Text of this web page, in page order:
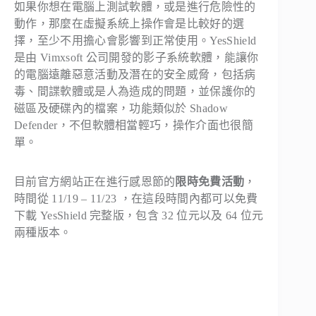
如果你想在電腦上測試軟體，或是進行危險性的
動作，那麼在虛擬系統上操作會是比較好的選
擇，至少不用擔心會影響到正常使用。YesShield
是由 Vimxsoft 公司開發的影子系統軟體，能讓你
的電腦遠離惡意活動及潛在的安全威脅，包括病
毒、間諜軟體或是人為造成的問題，並保護你的
磁區及硬碟內的檔案，功能類似於 Shadow
Defender，不但軟體相當輕巧，操作介面也很簡
單。
目前官方網站正在進行感恩節的 限時免費活動 ，
時間從 11/19 – 11/23 ，在這段時間內都可以免費
下載 YesShield 完整版，包含 32 位元以及 64 位元
兩種版本。